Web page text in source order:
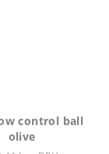
control ball
olive